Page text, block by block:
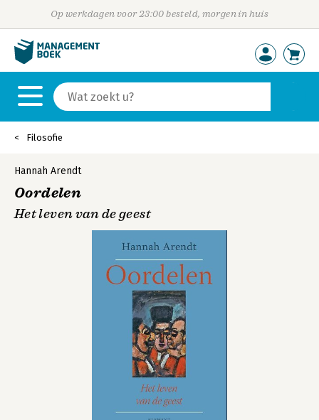
Op werkdagen voor 23:00 besteld, morgen in huis
Filosofie
Hannah Arendt
Oordelen
Het leven van de geest